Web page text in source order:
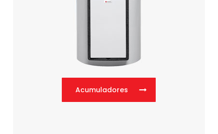
Acumuladores